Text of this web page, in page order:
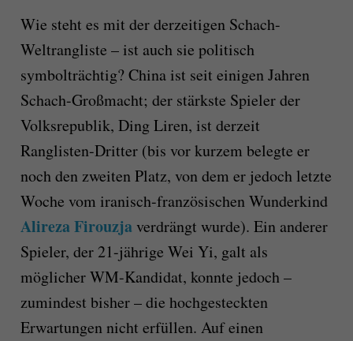
Wie steht es mit der derzeitigen Schach-
Weltrangliste – ist auch sie politisch
symbolträchtig? China ist seit einigen Jahren
Schach-Großmacht; der stärkste Spieler der
Volksrepublik, Ding Liren, ist derzeit
Ranglisten-Dritter (bis vor kurzem belegte er
noch den zweiten Platz, von dem er jedoch letzte
Woche vom iranisch-französischen Wunderkind
Alireza Firouzjaverdrängt wurde). Ein anderer
Spieler, der 21-jährige Wei Yi, galt als
möglicher WM-Kandidat, konnte jedoch –
zumindest bisher – die hochgesteckten
Erwartungen nicht erfüllen. Auf einen